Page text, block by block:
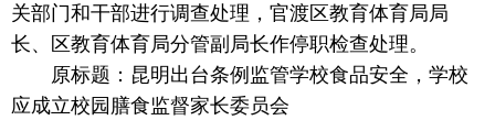
关部门和干部进行调查处理，官渡区教育体育局局
长、区教育体育局分管副局长作停职检查处理。
原标题：昆明出台条例监管学校食品安全，学校
应成立校园膳食监督家长委员会